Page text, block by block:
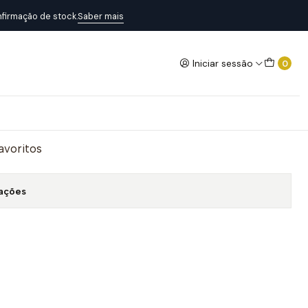
Iniciar sessão 0
de stock.Saber mais